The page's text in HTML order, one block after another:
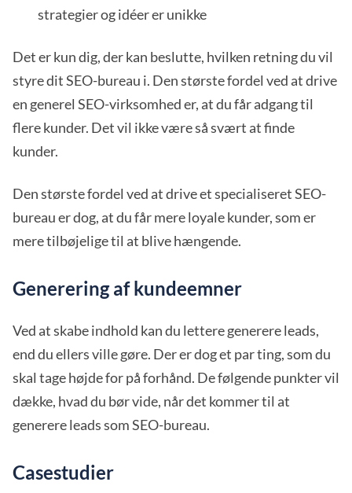
strategier og idéer er unikke
Det er kun dig, der kan beslutte, hvilken retning du vil
styre dit SEO-bureau i. Den største fordel ved at drive
en generel SEO-virksomhed er, at du får adgang til
flere kunder. Det vil ikke være så svært at finde
kunder.
Den største fordel ved at drive et specialiseret SEO-
bureau er dog, at du får mere loyale kunder, som er
mere tilbøjelige til at blive hængende.
Generering af kundeemner
Ved at skabe indhold kan du lettere generere leads,
end du ellers ville gøre. Der er dog et par ting, som du
skal tage højde for på forhånd. De følgende punkter vil
dække, hvad du bør vide, når det kommer til at
generere leads som SEO-bureau.
Casestudier